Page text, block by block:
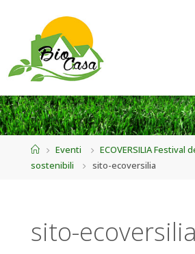
HomeEventi
ECOVERSILIA Festival
sostenibili
sito-ecoversilia
sito-ecoversilia